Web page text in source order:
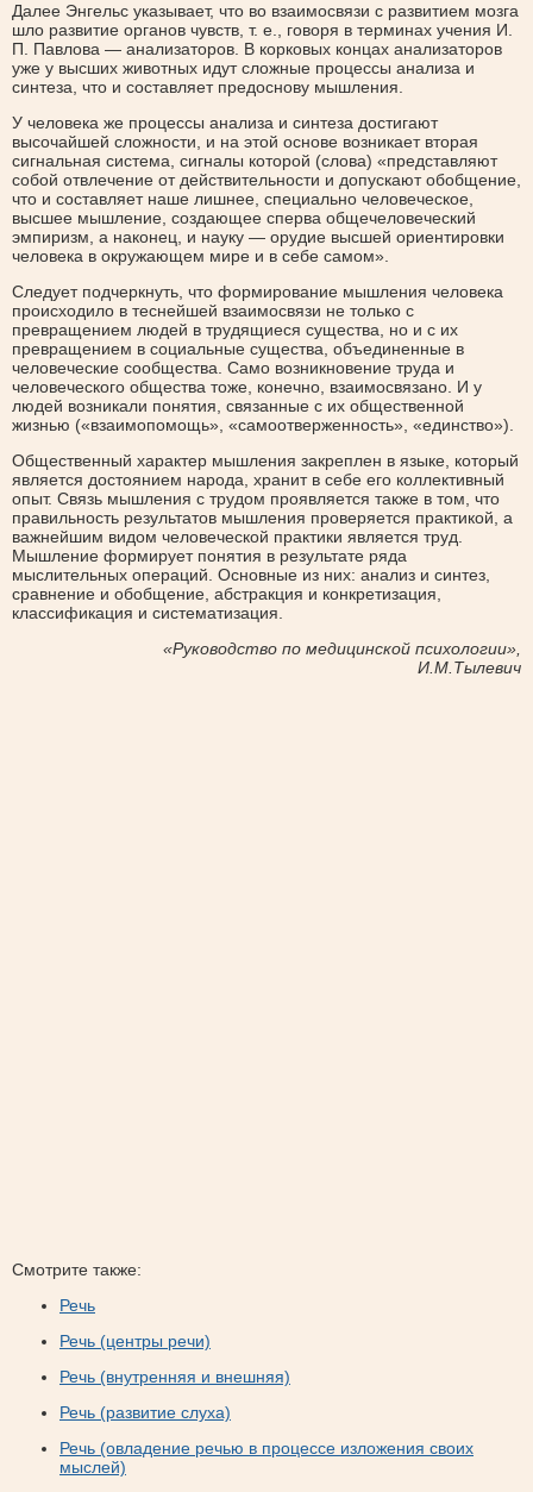
Далее Энгельс указывает, что во взаимосвязи с развитием мозга
шло развитие органов чувств, т. е., говоря в терминах учения И.
П. Павлова — анализаторов. В корковых концах анализаторов
уже у высших животных идут сложные процессы анализа и
синтеза, что и составляет предоснову мышления.
У человека же процессы анализа и синтеза достигают
высочайшей сложности, и на этой основе возникает вторая
сигнальная система, сигналы которой (слова) «представляют
собой отвлечение от действительности и допускают обобщение,
что и составляет наше лишнее, специально человеческое,
высшее мышление, создающее сперва общечеловеческий
эмпиризм, а наконец, и науку — орудие высшей ориентировки
человека в окружающем мире и в себе самом».
Следует подчеркнуть, что формирование мышления человека
происходило в теснейшей взаимосвязи не только с
превращением людей в трудящиеся существа, но и с их
превращением в социальные существа, объединенные в
человеческие сообщества. Само возникновение труда и
человеческого общества тоже, конечно, взаимосвязано. И у
людей возникали понятия, связанные с их общественной
жизнью («взаимопомощь», «самоотверженность», «единство»).
Общественный характер мышления закреплен в языке, который
является достоянием народа, хранит в себе его коллективный
опыт. Связь мышления с трудом проявляется также в том, что
правильность результатов мышления проверяется практикой, а
важнейшим видом человеческой практики является труд.
Мышление формирует понятия в результате ряда
мыслительных операций. Основные из них: анализ и синтез,
сравнение и обобщение, абстракция и конкретизация,
классификация и систематизация.
«Руководство по медицинской психологии»,
И.М.Тылевич
Смотрите также:
Речь
Речь (центры речи)
Речь (внутренняя и внешняя)
Речь (развитие слуха)
Речь (овладение речью в процессе изложения своих
мыслей)